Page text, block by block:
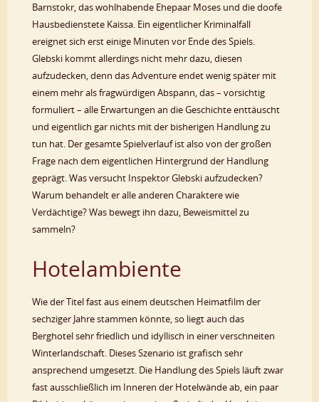
Barnstokr, das wohlhabende Ehepaar Moses und die doofe
Hausbedienstete Kaissa. Ein eigentlicher Kriminalfall
ereignet sich erst einige Minuten vor Ende des Spiels.
Glebski kommt allerdings nicht mehr dazu, diesen
aufzudecken, denn das Adventure endet wenig später mit
einem mehr als fragwürdigen Abspann, das – vorsichtig
formuliert – alle Erwartungen an die Geschichte enttäuscht
und eigentlich gar nichts mit der bisherigen Handlung zu
tun hat. Der gesamte Spielverlauf ist also von der großen
Frage nach dem eigentlichen Hintergrund der Handlung
geprägt. Was versucht Inspektor Glebski aufzudecken?
Warum behandelt er alle anderen Charaktere wie
Verdächtige? Was bewegt ihn dazu, Beweismittel zu
sammeln?
Hotelambiente
Wie der Titel fast aus einem deutschen Heimatfilm der
sechziger Jahre stammen könnte, so liegt auch das
Berghotel sehr friedlich und idyllisch in einer verschneiten
Winterlandschaft. Dieses Szenario ist grafisch sehr
ansprechend umgesetzt. Die Handlung des Spiels läuft zwar
fast ausschließlich im Inneren der Hotelwände ab, ein paar